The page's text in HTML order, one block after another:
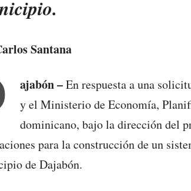
Santana
ajabón –En respuesta a una
y el Ministerio de Economía,
dominicano, bajo la dirección del
para la construcción de un
de Dajabón.